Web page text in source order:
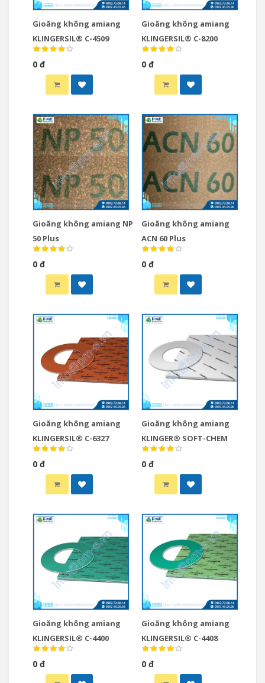
Gioăng không amiang
KLINGERSIL® C-4509
0 đ
Gioăng không amiang
KLINGERSIL® C-8200
0 đ
Gioăng không amiang NP
50 Plus
0 đ
Gioăng không amiang
ACN 60 Plus
0 đ
Gioăng không amiang
KLINGERSIL® C-6327
0 đ
Gioăng không amiang
KLINGER® SOFT-CHEM
0 đ
Gioăng không amiang
KLINGERSIL® C-4400
0 đ
Gioăng không amiang
KLINGERSIL® C-4408
0 đ